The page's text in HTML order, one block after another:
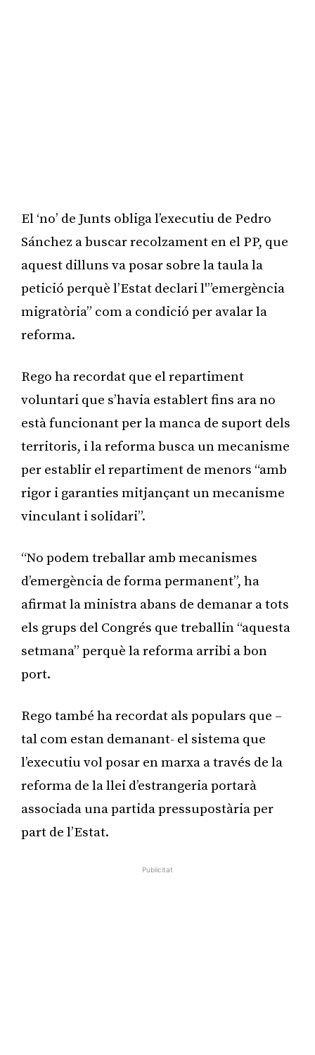
El ‘no’ de Junts obliga l’executiu de Pedro
Sánchez a buscar recolzament en el PP, que
aquest dilluns va posar sobre la taula la
petició perquè l’Estat declari l'”emergència
migratòria” com a condició per avalar la
reforma.
Rego ha recordat que el repartiment
voluntari que s’havia establert fins ara no
està funcionant per la manca de suport dels
territoris, i la reforma busca un mecanisme
per establir el repartiment de menors “amb
rigor i garanties mitjançant un mecanisme
vinculant i solidari”.
“No podem treballar amb mecanismes
d’emergència de forma permanent”, ha
afirmat la ministra abans de demanar a tots
els grups del Congrés que treballin “aquesta
setmana” perquè la reforma arribi a bon
port.
Rego també ha recordat als populars que –
tal com estan demanant- el sistema que
l’executiu vol posar en marxa a través de la
reforma de la llei d’estrangeria portarà
associada una partida pressupostària per
part de l’Estat.
Publicitat